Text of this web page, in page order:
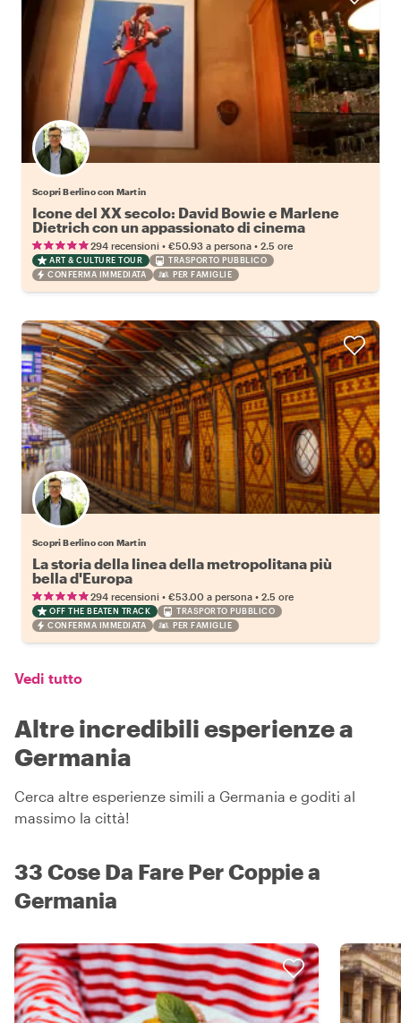
Scopri Berlino con Martin
Icone del XX secolo: David Bowie e Marlene
Dietrich con un appassionato di cinema
294 recensioni • €50.93 a persona • 2.5 ore
ART & CULTURE TOUR
TRASPORTO PUBBLICO
CONFERMA IMMEDIATA
PER FAMIGLIE
Scopri Berlino con Martin
La storia della linea della metropolitana più
bella d'Europa
294 recensioni • €53.00 a persona • 2.5 ore
OFF THE BEATEN TRACK
TRASPORTO PUBBLICO
CONFERMA IMMEDIATA
PER FAMIGLIE
Vedi tutto
Altre incredibili esperienze a
Germania
Cerca altre esperienze simili a Germania e goditi al
massimo la città!
33 Cose Da Fare Per Coppie a
Germania